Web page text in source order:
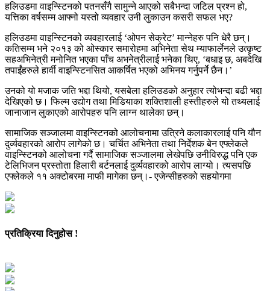
हलिउडमा वाइन्स्टिनको पतनसँगै सामुन्ने आएको सबैभन्दा जटिल प्रश्न हो,
यत्तिका वर्षसम्म आफ्नो यस्तो व्यवहार उनी लुकाउन कसरी सफल भए?
हलिउडमा वाइन्स्टिनको व्यवहारलाई ‘ओपन सेक्रेट’ मान्नेहरु पनि धेरै छन्।
कतिसम्म भने २०१३ को ओस्कार समारोहमा अभिनेता सेथ म्याफार्लेनले उत्कृष्ट
सहअभिनेत्री मनोनित भएका पाँच अभनेत्रीलाई भनेका थिए, ‘बधाइ छ, अबदेखि
तपाईंहरुले हार्वी वाइन्स्टिनसित आकर्षित भएको अभिनय गर्नुपर्ने छैन।’
उनको यो मजाक जति भद्दा थियो, यसबेला हलिउडको अनुहार त्योभन्दा बढी भद्दा
देखिएको छ। फिल्म उद्योग तथा मिडियाका शक्तिशाली हस्तीहरुले यो तथ्यलाई
जानाजान लुकाएको आरोपहरु पनि लाग्न थालेका छन्।
सामाजिक सञ्जालमा वाइन्स्टिनको आलोचनामा उत्रिने कलाकारलाई पनि यौन
दुर्व्यवहारको आरोप लागेको छ। चर्चित अभिनेता तथा निर्देशक बेन एफ्लेकले
वाइन्स्टिनको आलोचना गर्दै सामाजिक सञ्जालमा लेखेपछि उनीविरुद्ध पनि एक
टेलिभिजन प्रस्तोता हिलारी बर्टनलाई दुर्व्यवहारको आरोप लाग्यो। त्यसपछि
एफ्लेकले ११ अक्टोबरमा माफी मागेका छन्।- एजेन्सीहरुको सहयोगमा
प्रतिक्रिया दिनुहोस !